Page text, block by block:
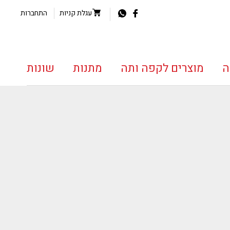
עגלת קניות התחברות
מוצרים לקפה ותה מתנות שונות